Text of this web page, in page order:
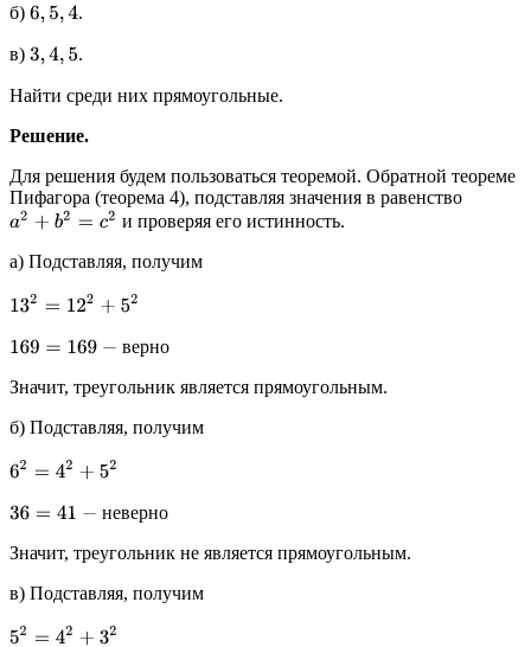
б) 6,5,4 .
в) 3,4,5 .
Найти среди них прямоугольные.
Решение.
Для решения будем пользоваться теоремой. Обратной теореме
Пифагора (теорема 4), подставляя значения в равенство
a2 +b2=c 2
и проверяя его истинность.
а) Подставляя, получим
13 2= 122+52
верно
169= 169−верно
Значит, треугольник является прямоугольным.
б) Подставляя, получим
6 2= 42 +5 2
неверно
36= 41 −неверно
Значит, треугольник не является прямоугольным.
в) Подставляя, получим
5 2= 42 +3 2